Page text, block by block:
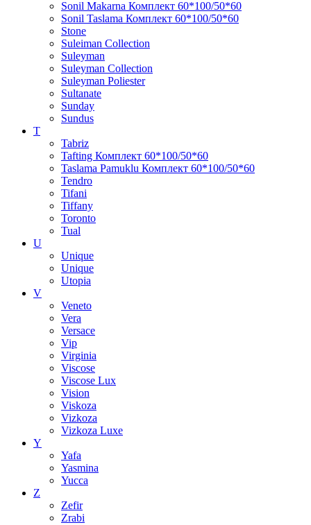
Sonil Makarna Комплект 60*100/50*60
Sonil Taslama Комплект 60*100/50*60
Stone
Suleiman Collection
Suleyman
Suleyman Collection
Suleyman Poliester
Sultanate
Sunday
Sundus
T
Tabriz
Tafting Комплект 60*100/50*60
Taslama Pamuklu Комплект 60*100/50*60
Tendro
Tifani
Tiffany
Toronto
Tual
U
Unique
Unique
Utopia
V
Veneto
Vera
Versace
Vip
Virginia
Viscose
Viscose Lux
Vision
Viskoza
Vizkoza
Vizkoza Luxe
Y
Yafa
Yasmina
Yucca
Z
Zefir
Zrabi